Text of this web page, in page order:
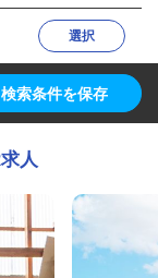
選択
検索条件を保存
人